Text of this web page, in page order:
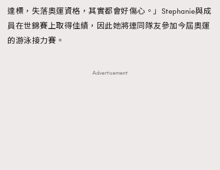
達標，失落奧運資格，其實都會好傷心。」Stephanie與成
員在世錦賽上取得佳績，因此她將連同隊友參加今屆奧運
的游泳接力賽。
Advertisement